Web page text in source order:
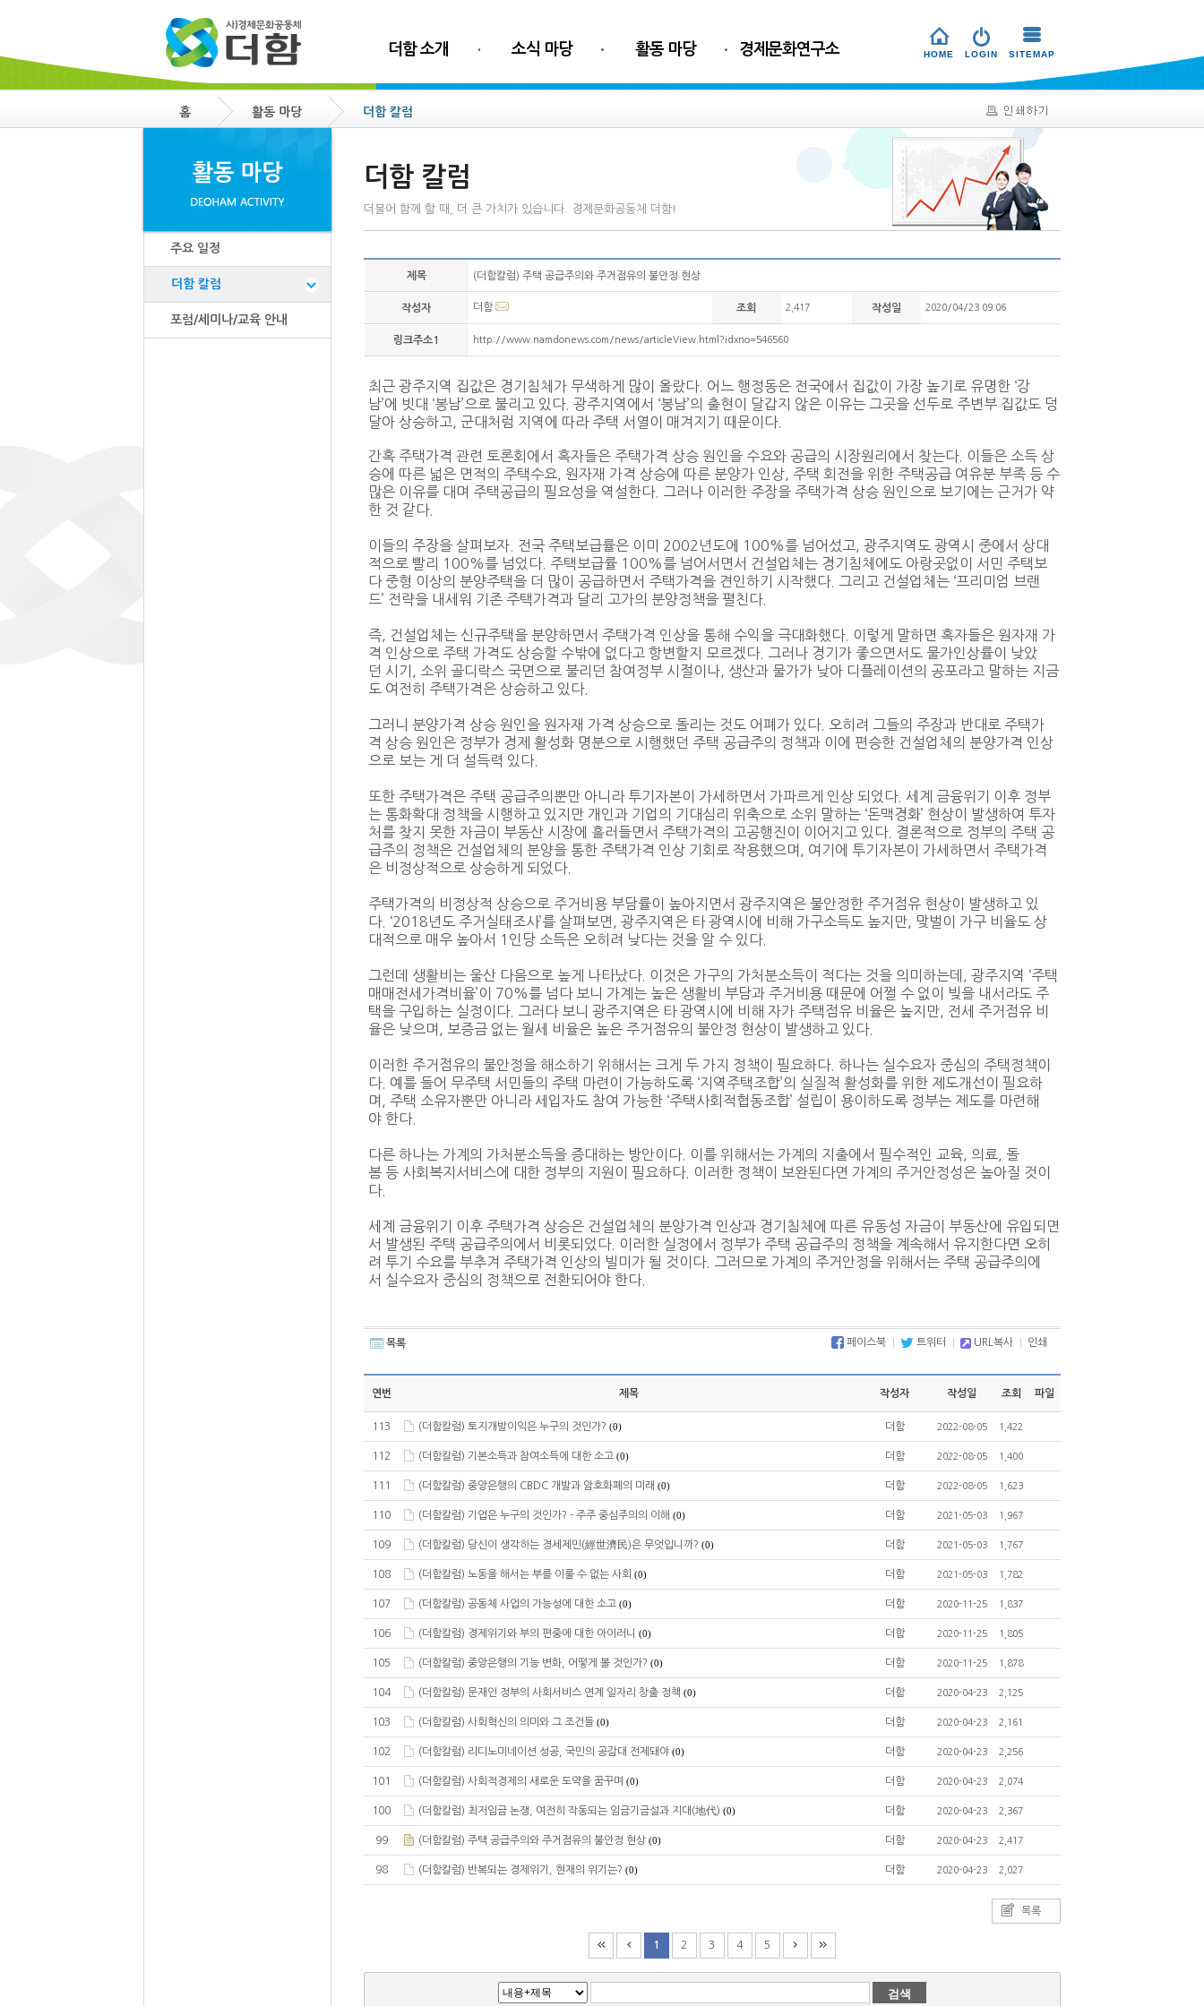
HOME LOGIN SITEMAP
더함 소개 소식 마당 활동 마당 경제문화연구소
홈 활동 마당 더함 칼럼
주요 일정
더함 칼럼
포럼/세미나/교육 안내
더함 칼럼
더불어 함께 할 때, 더 큰 가치가 있습니다. 경제문화공동체 더함!
제목 (더함칼럼) 주택 공급주의와 주거점유의 불안정 현상
작성자 더함 조회 2,417 작성일 2020/04/23 09:06
링크주소1 http://www.namdonews.com/news/articleView.html?idxno=546560
최근 광주지역 집값은 경기침체가 무색하게 많이 올랐다. 어느 행정동은 전국에서 집값이 가장 높기로 유명한 ‘강
남’에 빗대 ‘봉남’으로 불리고 있다. 광주지역에서 ‘봉남’의 출현이 달갑지 않은 이유는 그곳을 선두로 주변부 집값도 덩
달아 상승하고, 군대처럼 지역에 따라 주택 서열이 매겨지기 때문이다.
간혹 주택가격 관련 토론회에서 혹자들은 주택가격 상승 원인을 수요와 공급의 시장원리에서 찾는다. 이들은 소득 상
승에 따른 넓은 면적의 주택수요, 원자재 가격 상승에 따른 분양가 인상, 주택 회전을 위한 주택공급 여유분 부족 등 수
많은 이유를 대며 주택공급의 필요성을 역설한다. 그러나 이러한 주장을 주택가격 상승 원인으로 보기에는 근거가 약
한 것 같다.
이들의 주장을 살펴보자. 전국 주택보급률은 이미 2002년도에 100%를 넘어섰고, 광주지역도 광역시 중에서 상대
적으로 빨리 100%를 넘었다. 주택보급률 100%를 넘어서면서 건설업체는 경기침체에도 아랑곳없이 서민 주택보
다 중형 이상의 분양주택을 더 많이 공급하면서 주택가격을 견인하기 시작했다. 그리고 건설업체는 ‘프리미엄 브랜
드’ 전략을 내세워 기존 주택가격과 달리 고가의 분양정책을 펼친다.
즉, 건설업체는 신규주택을 분양하면서 주택가격 인상을 통해 수익을 극대화했다. 이렇게 말하면 혹자들은 원자재 가
격 인상으로 주택 가격도 상승할 수밖에 없다고 항변할지 모르겠다. 그러나 경기가 좋으면서도 물가인상률이 낮았
던 시기, 소위 골디락스 국면으로 불리던 참여정부 시절이나, 생산과 물가가 낮아 디플레이션의 공포라고 말하는 지금
도 여전히 주택가격은 상승하고 있다.
그러니 분양가격 상승 원인을 원자재 가격 상승으로 돌리는 것도 어폐가 있다. 오히려 그들의 주장과 반대로 주택가
격 상승 원인은 정부가 경제 활성화 명분으로 시행했던 주택 공급주의 정책과 이에 편승한 건설업체의 분양가격 인상
으로 보는 게 더 설득력 있다.
또한 주택가격은 주택 공급주의뿐만 아니라 투기자본이 가세하면서 가파르게 인상 되었다. 세계 금융위기 이후 정부
는 통화확대 정책을 시행하고 있지만 개인과 기업의 기대심리 위축으로 소위 말하는 ‘돈맥경화’ 현상이 발생하여 투자
처를 찾지 못한 자금이 부동산 시장에 흘러들면서 주택가격의 고공행진이 이어지고 있다. 결론적으로 정부의 주택 공
급주의 정책은 건설업체의 분양을 통한 주택가격 인상 기회로 작용했으며, 여기에 투기자본이 가세하면서 주택가격
은 비정상적으로 상승하게 되었다.
주택가격의 비정상적 상승으로 주거비용 부담률이 높아지면서 광주지역은 불안정한 주거점유 현상이 발생하고 있
다. ‘2018년도 주거실태조사’를 살펴보면, 광주지역은 타 광역시에 비해 가구소득도 높지만, 맞벌이 가구 비율도 상
대적으로 매우 높아서 1인당 소득은 오히려 낮다는 것을 알 수 있다.
그런데 생활비는 울산 다음으로 높게 나타났다. 이것은 가구의 가처분소득이 적다는 것을 의미하는데, 광주지역 ‘주택
매매전세가격비율’이 70%를 넘다 보니 가계는 높은 생활비 부담과 주거비용 때문에 어쩔 수 없이 빚을 내서라도 주
택을 구입하는 실정이다. 그러다 보니 광주지역은 타 광역시에 비해 자가 주택점유 비율은 높지만, 전세 주거점유 비
율은 낮으며, 보증금 없는 월세 비율은 높은 주거점유의 불안정 현상이 발생하고 있다.
이러한 주거점유의 불안정을 해소하기 위해서는 크게 두 가지 정책이 필요하다. 하나는 실수요자 중심의 주택정책이
다. 예를 들어 무주택 서민들의 주택 마련이 가능하도록 ‘지역주택조합’의 실질적 활성화를 위한 제도개선이 필요하
며, 주택 소유자뿐만 아니라 세입자도 참여 가능한 ‘주택사회적협동조합’ 설립이 용이하도록 정부는 제도를 마련해
야 한다.
다른 하나는 가계의 가처분소득을 증대하는 방안이다. 이를 위해서는 가계의 지출에서 필수적인 교육, 의료, 돌
봄 등 사회복지서비스에 대한 정부의 지원이 필요하다. 이러한 정책이 보완된다면 가계의 주거안정성은 높아질 것이
다.
세계 금융위기 이후 주택가격 상승은 건설업체의 분양가격 인상과 경기침체에 따른 유동성 자금이 부동산에 유입되면
서 발생된 주택 공급주의에서 비롯되었다. 이러한 실정에서 정부가 주택 공급주의 정책을 계속해서 유지한다면 오히
려 투기 수요를 부추겨 주택가격 인상의 빌미가 될 것이다. 그러므로 가계의 주거안정을 위해서는 주택 공급주의에
서 실수요자 중심의 정책으로 전환되어야 한다.
목록 페이스북 트위터 URL복사 인쇄
연번 제목 작성자 작성일 조회 파일
113 (더함칼럼) 토지개발이익은 누구의 것인가? (0) 더함 2022-08-05 1,422
112 (더함칼럼) 기본소득과 참여소득에 대한 소고 (0) 더함 2022-08-05 1,400
111 (더함칼럼) 중앙은행의 CBDC 개발과 암호화폐의 미래 (0) 더함 2022-08-05 1,623
110 (더함칼럼) 기업은 누구의 것인가? - 주주 중심주의의 이해 (0) 더함 2021-05-03 1,967
109 (더함칼럼) 당신이 생각하는 경세제민(經世濟民)은 무엇입니까? (0) 더함 2021-05-03 1,767
108 (더함칼럼) 노동을 해서는 부를 이룰 수 없는 사회 (0) 더함 2021-05-03 1,782
107 (더함칼럼) 공동체 사업의 가능성에 대한 소고 (0) 더함 2020-11-25 1,837
106 (더함칼럼) 경제위기와 부의 편중에 대한 아이러니 (0) 더함 2020-11-25 1,805
105 (더함칼럼) 중앙은행의 기능 변화, 어떻게 볼 것인가? (0) 더함 2020-11-25 1,878
104 (더함칼럼) 문재인 정부의 사회서비스 연계 일자리 창출 정책 (0) 더함 2020-04-23 2,125
103 (더함칼럼) 사회혁신의 의미와 그 조건들 (0) 더함 2020-04-23 2,161
102 (더함칼럼) 리디노미네이션 성공, 국민의 공감대 전제돼야 (0) 더함 2020-04-23 2,256
101 (더함칼럼) 사회적경제의 새로운 도약을 꿈꾸며 (0) 더함 2020-04-23 2,074
100 (더함칼럼) 최저임금 논쟁, 여전히 작동되는 임금기금설과 지대(地代) (0) 더함 2020-04-23 2,367
99 (더함칼럼) 주택 공급주의와 주거점유의 불안정 현상 (0) 더함 2020-04-23 2,417
98 (더함칼럼) 반복되는 경제위기, 현재의 위기는? (0) 더함 2020-04-23 2,027
목록
1 2 3 4 5